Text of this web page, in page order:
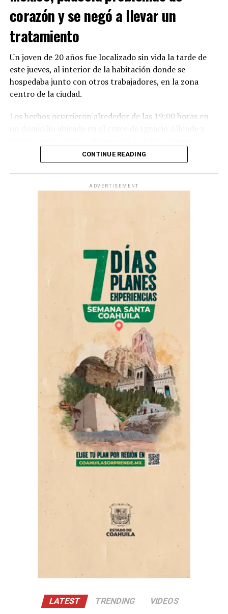
Con Información Tomada de VANGUARDIA
corazón y se negó a llevar un
tratamiento
Un joven de 20 años fue localizado sin vida la tarde de
este jueves, al interior de la habitación donde se
hospedaba junto con otros trabajadores, en la zona
centro de la ciudad.
Los hechos ocurrieron alrededor de las 19:00 horas en
reportes, una cuadrilla de albañiles regresó al inmueble
para prepararse e ingresar a su turno nocturno.
Al entrar a la habitación que compartían con Carlos
despertarlo al percatarse de que faltaba poco tiempo
para presentarse a trabajar. Sin embargo, el joven no
respondía a los llamados ni presentaba signos de
Ante la situación, los trabajadores solicitaron apoyo a
través del sistema de emergencias 911. Minutos después
arribaron paramédicos del Cuerpo de Bomberos,
quienes, tras realizar una valoración, confirmaron que el
joven ya no contaba con signos vitales.
Sus compañeros informaron que la víctima era
originaria del Estado de México y laboraba en la
construcción de vías ferroviarias. Asimismo, señalaron
que padecía problemas cardíacos y que tenía prescrito
un tratamiento médico, además de la recomendación de
acudir periódicamente con un cardiólogo; sin embargo,
presuntamente había dejado de atender dichas
ADVERTISEMENT
CONTINUE READING
ADVERTISEMENT
LATEST TRENDING VIDEOS